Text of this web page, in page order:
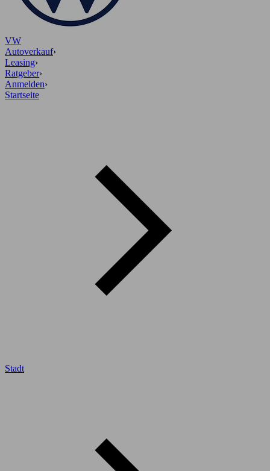
VW
Autoverkauf›
Leasing›
Ratgeber›
Anmelden›
Startseite
Stadt